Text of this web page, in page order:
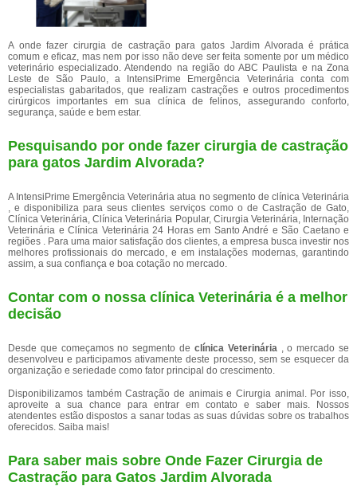
A onde fazer cirurgia de castração para gatos Jardim Alvorada é prática
comum e eficaz, mas nem por isso não deve ser feita somente por um médico
veterinário especializado. Atendendo na região do ABC Paulista e na Zona
Leste de São Paulo, a IntensiPrime Emergência Veterinária conta com
especialistas gabaritados, que realizam castrações e outros procedimentos
cirúrgicos importantes em sua clínica de felinos, assegurando conforto,
segurança, saúde e bem estar.
Pesquisando por onde fazer cirurgia de castração
para gatos Jardim Alvorada?
A IntensiPrime Emergência Veterinária atua no segmento de clínica Veterinária
, e disponibiliza para seus clientes serviços como o de Castração de Gato,
Clínica Veterinária, Clínica Veterinária Popular, Cirurgia Veterinária, Internação
Veterinária e Clínica Veterinária 24 Horas em Santo André e São Caetano e
regiões . Para uma maior satisfação dos clientes, a empresa busca investir nos
melhores profissionais do mercado, e em instalações modernas, garantindo
assim, a sua confiança e boa cotação no mercado.
Contar com o nossa clínica Veterinária é a melhor
decisão
Desde que começamos no segmento de clínica Veterinária , o mercado se
desenvolveu e participamos ativamente deste processo, sem se esquecer da
organização e seriedade como fator principal do crescimento.
Disponibilizamos também Castração de animais e Cirurgia animal. Por isso,
aproveite a sua chance para entrar em contato e saber mais. Nossos
atendentes estão dispostos a sanar todas as suas dúvidas sobre os trabalhos
oferecidos. Saiba mais!
Para saber mais sobre Onde Fazer Cirurgia de
Castração para Gatos Jardim Alvorada